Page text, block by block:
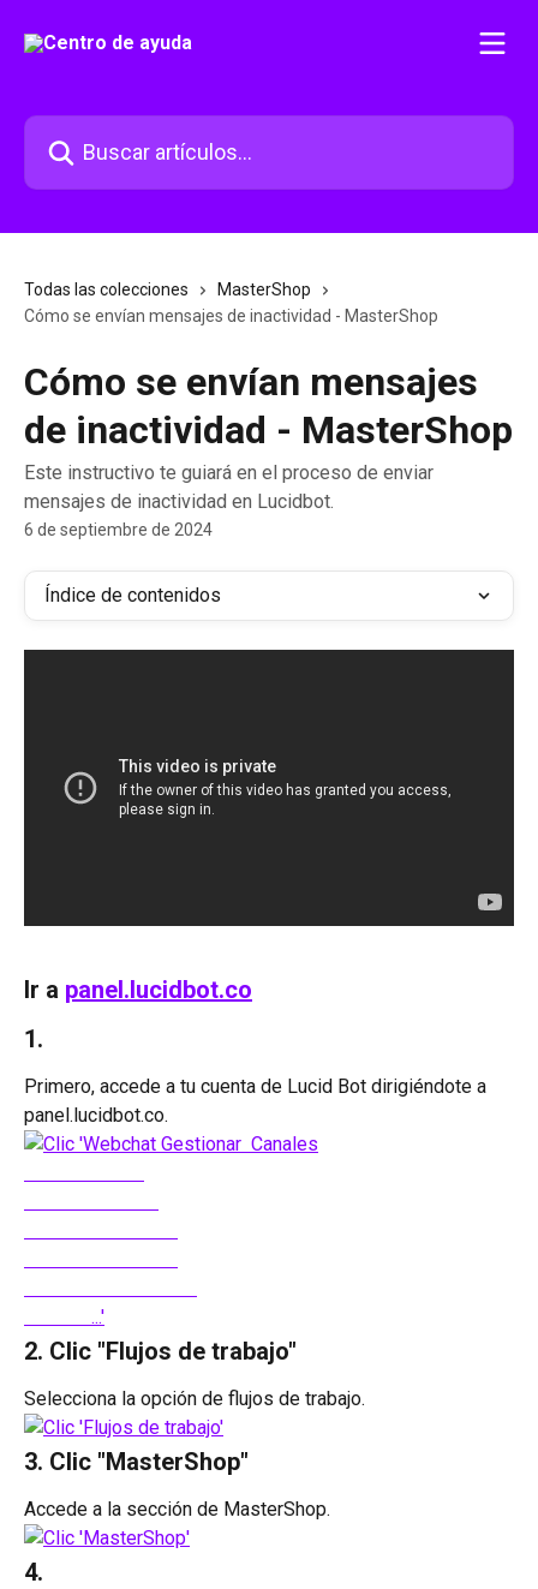
Buscar artículos...
Todas las colecciones
MasterShop
Cómo se envían mensajes de inactividad - MasterShop
Cómo se envían mensajes
de inactividad - MasterShop
Este instructivo te guiará en el proceso de enviar
mensajes de inactividad en Lucidbot.
6 de septiembre de 2024
Índice de contenidos
Ir a panel.lucidbot.co
1.
Primero, accede a tu cuenta de Lucid Bot dirigiéndote a
panel.lucidbot.co.
2. Clic "Flujos de trabajo"
Selecciona la opción de flujos de trabajo.
3. Clic "MasterShop"
Accede a la sección de MasterShop.
4.